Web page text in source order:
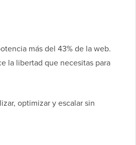
más del 43% de la web.
la libertad que necesitas para
optimizar y escalar sin